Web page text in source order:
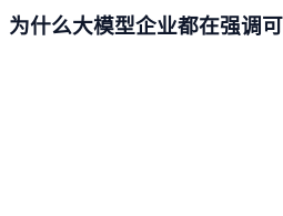
为什么大模型企业都在强调